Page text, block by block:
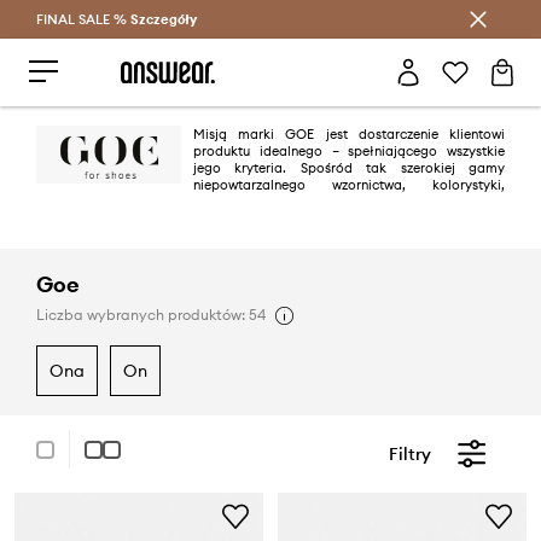
Oszczędzaj z Answear Club >
FINAL SALE % Szczegóły
Misją marki GOE jest dostarczenie klientowi
produktu idealnego – spełniającego wszystkie
jego kryteria. Spośród tak szerokiej gamy
niepowtarzalnego wzornictwa, kolorystyki,
Goe
Liczba wybranych produktów: 54
ona on
Filtry